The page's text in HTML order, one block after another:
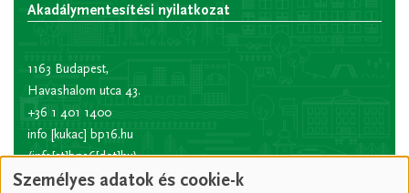
Akadálymentesítési nyilatkozat
1163 Budapest,
Havashalom utca 43.
+36 1 401 1400
info [kukac] bp16.hu
(info[at]bp16[dot]hu)
Hivatali kapu rövid
Személyes adatok és cookie-k